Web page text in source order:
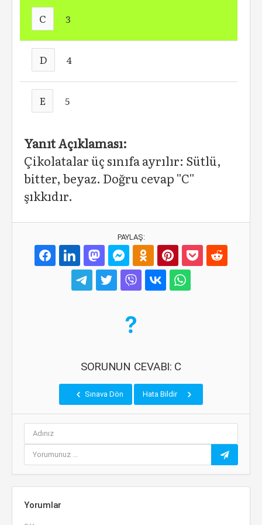
C 3
D 4
E 5
Yanıt Açıklaması:
Çikolatalar üç sınıfa ayrılır: Sütlü,
bitter, beyaz. Doğru cevap ''C''
şıkkıdır.
PAYLAŞ:
SORUNUN CEVABI: C
Sınava Dön Hata Bildir
Yorumlar